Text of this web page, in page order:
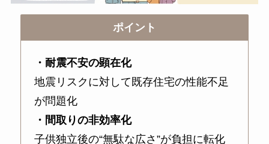
ポイント
・耐震不安の顕在化
地震リスクに対して既存住宅の性能不足
が問題化
・間取りの非効率化
子供独立後の“無駄な広さ”が負担に転化